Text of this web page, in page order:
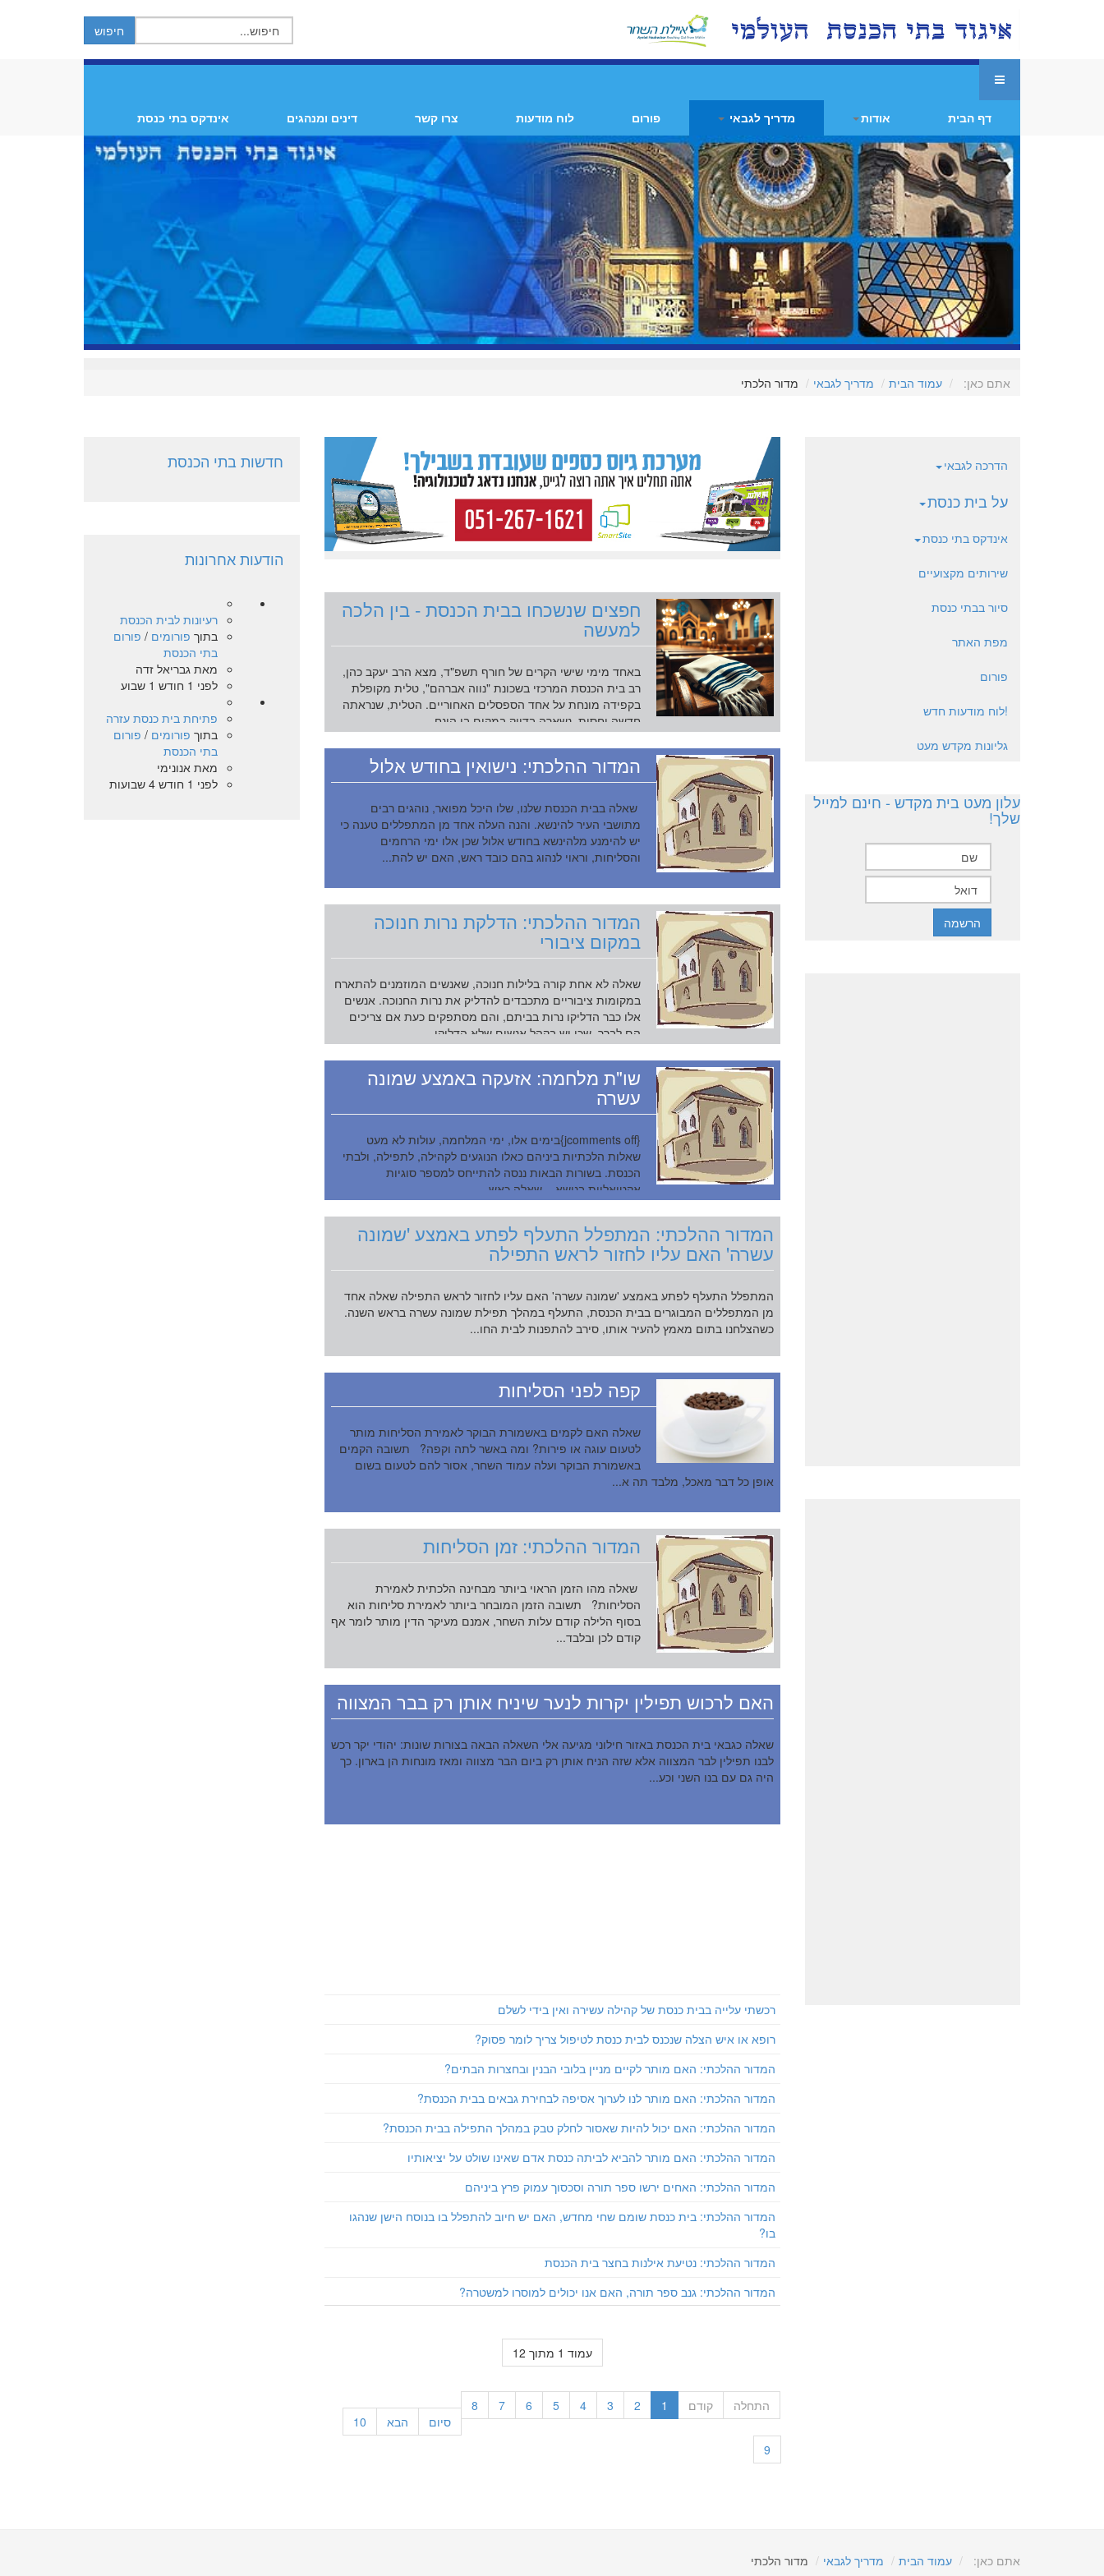
דף הבית אודות מדריך לגבאי פורום לוח מודעות צרו קשר דינים ומנהגים אינדקס בתי כנסת
אתם כאן: עמוד הבית מדריך לגבאי מדור הלכתי
חפצים שנשכחו בבית הכנסת - בין הלכה
למעשה
באחד מימי שישי הקרים של חורף תשפ"ד, מצא הרב יעקב כהן,
רב בית הכנסת המרכזי בשכונת "נווה אברהם", טלית מקופלת
בקפידה מונחת על אחד הספסלים האחוריים. הטלית, שנראתה
חדשה יחסית, נשארה בדיוק במקום בו הונח...
המדור ההלכתי: נישואין בחודש אלול
שאלה בבית הכנסת שלנו, שלו היכל מפואר, נוהגים רבים
מתושבי העיר להינשא. והנה העלה אחד מן המתפללים טענה כי
יש להימנע מלהינשא בחודש אלול שכן אלו ימי הרחמים
והסליחות, וראוי לנהוג בהם כובד ראש, האם יש להת...
המדור ההלכתי: הדלקת נרות חנוכה
במקום ציבורי
שאלה לא אחת קורה בלילות חנוכה, שאנשים המוזמנים להתארח
במקומות ציבוריים מתכבדים להדליק את נרות החנוכה. אנשים
אלו כבר הדליקו נרות בביתם, והם מסתפקים כעת אם צריכים
הם לברך, שכן יש בקהל אנשים שלא הדליקו ...
שו"ת מלחמה: אזעקה באמצע שמונה
עשרה
{jcomments off}בימים אלו, ימי המלחמה, עולות לא מעט
שאלות הלכתיות ביניהם כאלו הנוגעים לקהילה, לתפילה, ולבתי
הכנסת. בשורות הבאות ננסה להתייחס למספר סוגיות
אקטואליות בנושא. שאלה כאש...
המדור ההלכתי: המתפלל התעלף לפתע באמצע 'שמונה
עשרה' האם עליו לחזור לראש התפילה
המתפלל התעלף לפתע באמצע 'שמונה עשרה' האם עליו לחזור לראש התפילה שאלה אחד
מן המתפללים המבוגרים בבית הכנסת, התעלף במהלך תפילת שמונה עשרה בראש השנה.
כשהצלחנו בתום מאמץ להעיר אותו, סירב להתפנות לבית החו...
קפה לפני הסליחות
שאלה האם לקמים באשמורת הבוקר לאמירת הסליחות מותר
לטעום עוגה או פירות? ומה באשר לתה וקפה? תשובה הקמים
באשמורת הבוקר ועלה עמוד השחר, אסור להם לטעום בשום
אופן כל דבר מאכל, מלבד תה א...
המדור ההלכתי: זמן הסליחות
שאלה מהו הזמן הראוי ביותר מבחינה הלכתית לאמירת
הסליחות? תשובה הזמן המובחר ביותר לאמירת סליחות הוא
בסוף הלילה קודם עלות השחר, אמנם מעיקר הדין מותר לומר אף
קודם לכן ובלבד...
האם לרכוש תפילין יקרות לנער שיניח אותן רק בבר המצווה
שאלה כגבאי בית הכנסת באזור חילוני מגיעה אלי השאלה הבאה בצורות שונות: יהודי יקר רכש
לבנו תפילין לבר המצווה אלא שזה הניח אותן רק ביום הבר מצווה ומאז מונחות הן בארון. כך
היה גם עם בנו השני וכע...
רכשתי עלייה בבית כנסת של קהילה עשירה ואין בידי לשלם
רופא או איש הצלה שנכנס לבית כנסת לטיפול צריך לומר פסוק?
המדור ההלכתי: האם מותר לקיים מניין בלובי הבנין ובחצרות הבתים?
המדור ההלכתי: האם מותר לנו לערוך אסיפה לבחירת גבאים בבית הכנסת?
המדור ההלכתי: האם יכול להיות שאסור לחלק טבק במהלך התפילה בבית הכנסת?
המדור ההלכתי: האם מותר להביא לביתה כנסת אדם שאינו שולט על יציאותיו
המדור ההלכתי: האחים ירשו ספר תורה וסכסוך עמוק פרץ ביניהם
המדור ההלכתי: בית כנסת שומם שחי מחדש, האם יש חיוב להתפלל בו בנוסח הישן שנהגו
בו?
המדור ההלכתי: נטיעת אילנות בחצר בית הכנסת
המדור ההלכתי: גנב ספר תורה, האם אנו יכולים למוסרו למשטרה?
עמוד 1 מתוך 12
התחלה קודם 1
2
3
4
5
6
7
8
9
10 הבא סיום
הדרכה לגבאי
על בית כנסת
אינדקס בתי כנסת
שירותים מקצועיים
סיור בבתי כנסת
מפת האתר
פורום
!לוח מודעות חדש
גליונות מקדש מעט
עלון מעט בית מקדש - חינם למייל
שלך!
חדשות בתי הכנסת
הודעות אחרונות
רעיונות לבית הכנסת
בתוך פורומים / פורום
בתי הכנסת
מאתגבריאל זדה
לפני 1 חודש 1 שבוע
פתיחת בית כנסת עזרה
בתוך פורומים / פורום
בתי הכנסת
מאתאנונימי
לפני 1 חודש 4 שבועות
אתם כאן: עמוד הבית מדריך לגבאי מדור הלכתי